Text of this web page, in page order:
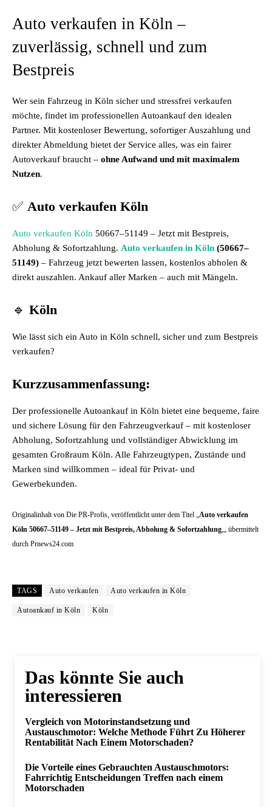
Auto verkaufen in Köln –
zuverlässig, schnell und zum
Bestpreis
Wer sein Fahrzeug in Köln sicher und stressfrei verkaufen
möchte, findet im professionellen Autoankauf den idealen
Partner. Mit kostenloser Bewertung, sofortiger Auszahlung und
direkter Abmeldung bietet der Service alles, was ein fairer
Autoverkauf braucht – ohne Aufwand und mit maximalem
Nutzen.
✅ Auto verkaufen Köln
Auto verkaufen Köln 50667–51149 – Jetzt mit Bestpreis,
Abholung & Sofortzahlung. Auto verkaufen in Köln (50667–
51149) – Fahrzeug jetzt bewerten lassen, kostenlos abholen &
direkt auszahlen. Ankauf aller Marken – auch mit Mängeln.
🔹 Köln
Wie lässt sich ein Auto in Köln schnell, sicher und zum Bestpreis
verkaufen?
Kurzzusammenfassung:
Der professionelle Autoankauf in Köln bietet eine bequeme, faire
und sichere Lösung für den Fahrzeugverkauf – mit kostenloser
Abholung, Sofortzahlung und vollständiger Abwicklung im
gesamten Großraum Köln. Alle Fahrzeugtypen, Zustände und
Marken sind willkommen – ideal für Privat- und
Gewerbekunden.
Originalinhalt von Die PR-Profis, veröffentlicht unter dem Titel „Auto verkaufen
Köln 50667–51149 – Jetzt mit Bestpreis, Abholung & Sofortzahlung„, übermittelt
durch Prnews24.com
TAGS Auto verkaufen Auto verkaufen in Köln
Autoankauf in Köln Köln
Das könnte Sie auch
interessieren
Vergleich von Motorinstandsetzung und
Austauschmotor: Welche Methode Führt Zu Höherer
Rentabilität Nach Einem Motorschaden?
Die Vorteile eines Gebrauchten Austauschmotors:
Fahrrichtig Entscheidungen Treffen nach einem
Motorschaden